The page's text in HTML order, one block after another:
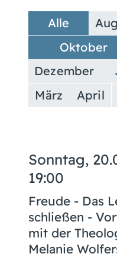
Alle
Oktober
Dezember
März
April
Sonntag,
19:00
Freude - Das
schließen -
mit der
Melanie